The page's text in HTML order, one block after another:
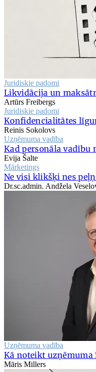
Juridiskie padomi
Likvidācija un
Artūrs Freibergs
Juridiskie padomi
Konfidencialitātes
Reinis Sokolovs
Uzņēmuma vadība
Kad personāla vadību
Evija Šalte
Mārketings
Ne visi klikšķi nes
Dr.sc.admin. Andžela
Uzņēmuma vadība
Kā noteikt
Māris Millers